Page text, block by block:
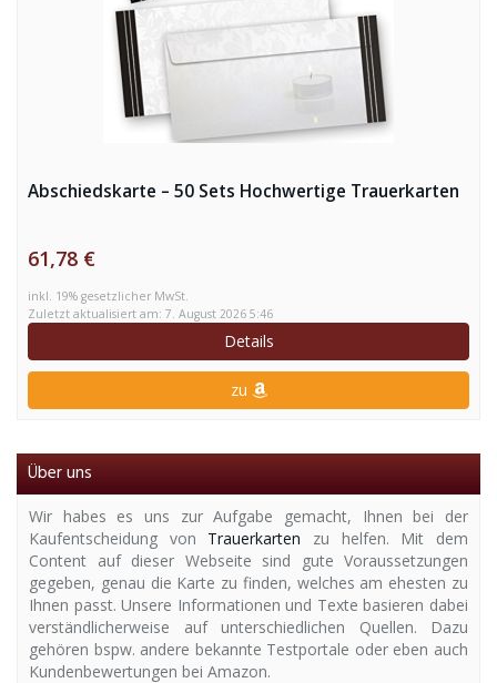
Abschiedskarte – 50 Sets Hochwertige Trauerkarten
61,78 €
inkl. 19% gesetzlicher MwSt.
Zuletzt aktualisiert am: 7. August 2026 5:46
Details
zu
Über uns
Wir habes es uns zur Aufgabe gemacht, Ihnen bei der
Kaufentscheidung von Trauerkarten zu helfen. Mit dem
Content auf dieser Webseite sind gute Voraussetzungen
gegeben, genau die Karte zu finden, welches am ehesten zu
Ihnen passt. Unsere Informationen und Texte basieren dabei
verständlicherweise auf unterschiedlichen Quellen. Dazu
gehören bspw. andere bekannte Testportale oder eben auch
Kundenbewertungen bei Amazon.